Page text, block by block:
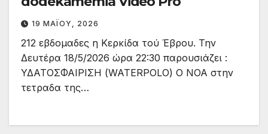
19 ΜΑΪ́ΟΥ, 2026
212 εβδομαδες η Κερκίδα τού Έβρου. Την
Δευτέρα 18/5/2026 ώρα 22:30 παρουσιάζει :
ΥΔΑΤΟΣΦΑΙΡΙΣΗ (WATERPOLO) Ο ΝΟΑ στην
τετραδα της…